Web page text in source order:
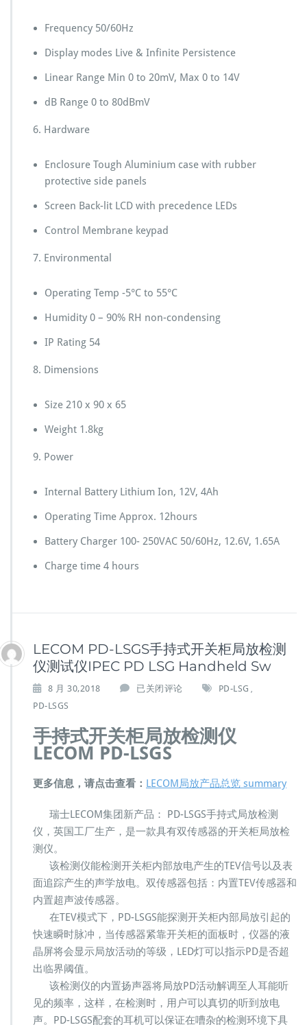
Frequency 50/60Hz
Display modes Live & Infinite Persistence
Linear Range Min 0 to 20mV, Max 0 to 14V
dB Range 0 to 80dBmV
6. Hardware
Enclosure Tough Aluminium case with rubber
protective side panels
Screen Back-lit LCD with precedence LEDs
Control Membrane keypad
7. Environmental
Operating Temp -5°C to 55°C
Humidity 0 – 90% RH non-condensing
IP Rating 54
8. Dimensions
Size 210 x 90 x 65
Weight 1.8kg
9. Power
Internal Battery Lithium Ion, 12V, 4Ah
Operating Time Approx. 12hours
Battery Charger 100- 250VAC 50/60Hz, 12.6V, 1.65A
Charge time 4 hours
LECOM PD-LSGS手持式开关柜局放检测
仪测试仪IPEC PD LSG Handheld Sw
8 月 30,2018
L
O
M
P
-
S
持
式
柜
局
放
仪
测
试
已关闭评论 PD-LSG
PD-LSGS
手持式开关柜局放检测仪
LECOM PD-LSGS
更多信息，请点击查看： LECOM局放产品总览 summary
瑞士LECOM集团新产品： PD-LSGS手持式局放检测
仪，英国工厂生产，是一款具有双传感器的开关柜局放检
测仪。
该检测仪能检测开关柜内部放电产生的TEV信号以及表
面追踪产生的声学放电。双传感器包括：内置TEV传感器和
内置超声波传感器。
在TEV模式下，PD-LSGS能探测开关柜内部局放引起的
快速瞬时脉冲，当传感器紧靠开关柜的面板时，仪器的液
晶屏将会显示局放活动的等级，LED灯可以指示PD是否超
出临界阈值。
该检测仪的内置扬声器将局放PD活动解调至人耳能听
见的频率，这样，在检测时，用户可以真切的听到放电
声。PD-LSGS配套的耳机可以保证在嘈杂的检测环境下具